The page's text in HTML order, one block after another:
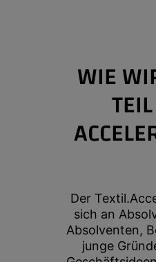
WIE
Der
sich an
Absolventen,
junge